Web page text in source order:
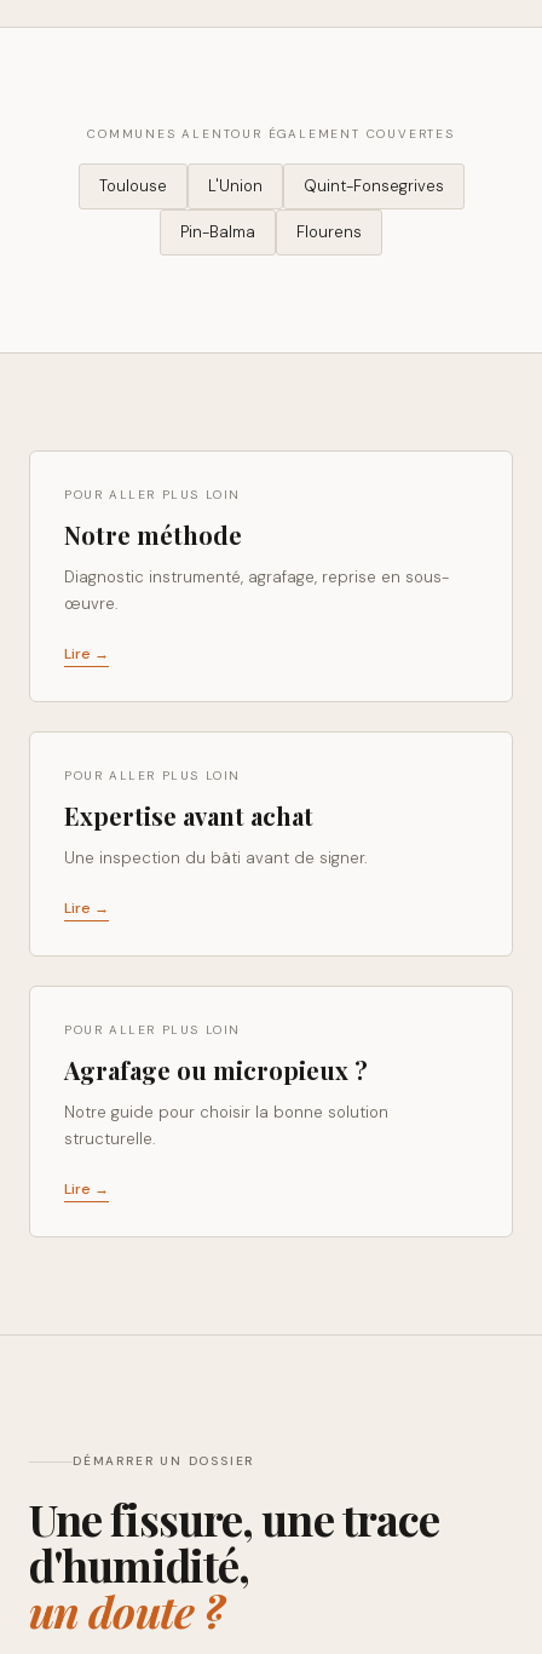
COMMUNES ALENTOUR ÉGALEMENT COUVERTES
Toulouse L'Union Quint-Fonsegrives
Pin-Balma Flourens
POUR ALLER PLUS LOIN
Notre méthode
Diagnostic instrumenté, agrafage, reprise en sous-
œuvre.
Lire →
POUR ALLER PLUS LOIN
Expertise avant achat
Une inspection du bâti avant de signer.
Lire →
POUR ALLER PLUS LOIN
Agrafage ou micropieux ?
Notre guide pour choisir la bonne solution
structurelle.
Lire →
DÉMARRER UN DOSSIER
Une fissure, une trace
d'humidité,
un doute ?